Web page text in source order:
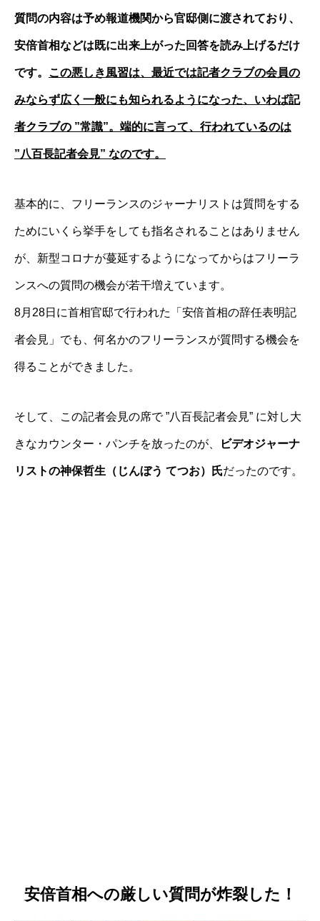
質問の内容は予め報道機関から官邸側に渡されており、
安倍首相などは既に出来上がった回答を読み上げるだけ
です。 この悪しき風習は、最近では記者クラブの会員の
みならず広く一般にも知られるようになった、いわば記
者クラブの ”常識”。端的に言って、行われているのは
”八百長記者会見” なのです。
基本的に、フリーランスのジャーナリストは質問をする
ためにいくら挙手をしても指名されることはありません
が、新型コロナが蔓延するようになってからはフリーラ
ンスへの質問の機会が若干増えています。
8月28日に首相官邸で行われた「安倍首相の辞任表明記
者会見」でも、何名かのフリーランスが質問する機会を
得ることができました。
そして、この記者会見の席で ”八百長記者会見” に対し大
きなカウンター・パンチを放ったのが、 ビデオジャーナ
リストの神保哲生（じんぼう てつお）氏だったのです。
安倍首相への厳しい質問が炸裂した！